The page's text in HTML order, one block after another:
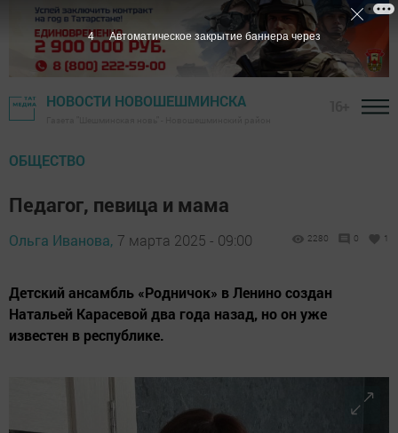
НОВОСТИ НОВОШЕШМИНСКА
ОБЩЕСТВО
Педагог, певица и мама
Ольга Иванова, 7 марта 2025 - 09:00 2280 0 1
Детский ансамбль «Родничок» в Ленино создан
Натальей Карасевой два года назад, но он уже
известен в республике.
2 Автоматическое закрытие баннера через